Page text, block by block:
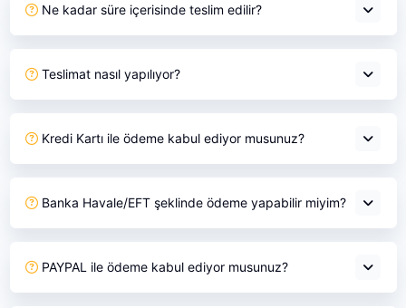
Ne kadar süre içerisinde teslim edilir?
Teslimat nasıl yapılıyor?
Kredi Kartı ile ödeme kabul ediyor musunuz?
Banka Havale/EFT şeklinde ödeme yapabilir miyim?
PAYPAL ile ödeme kabul ediyor musunuz?